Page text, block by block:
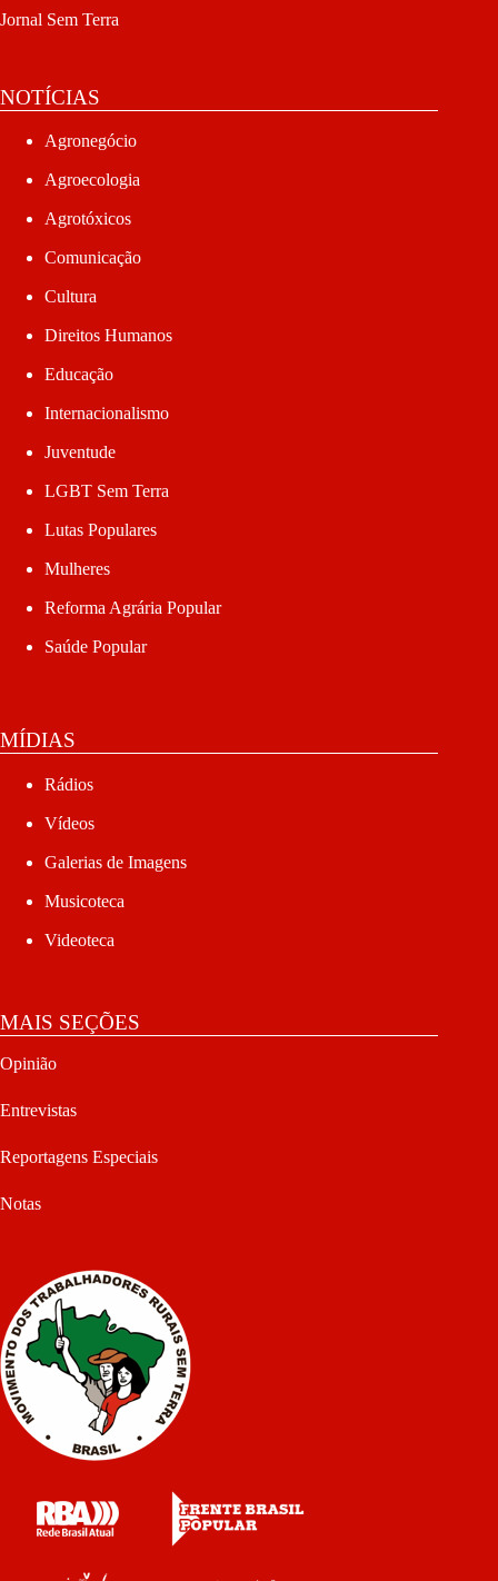
Jornal Sem Terra
NOTÍCIAS
Agronegócio
Agroecologia
Agrotóxicos
Comunicação
Cultura
Direitos Humanos
Educação
Internacionalismo
Juventude
LGBT Sem Terra
Lutas Populares
Mulheres
Reforma Agrária Popular
Saúde Popular
MÍDIAS
Rádios
Vídeos
Galerias de Imagens
Musicoteca
Videoteca
MAIS SEÇÕES
Opinião
Entrevistas
Reportagens Especiais
Notas